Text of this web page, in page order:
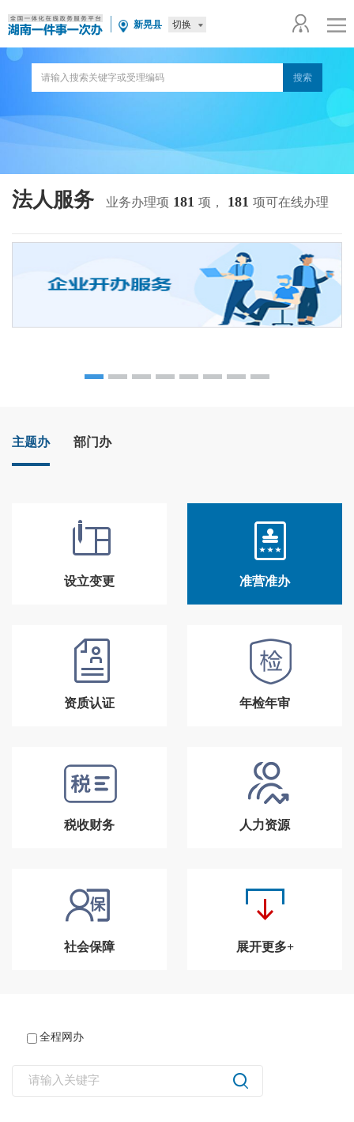
新晃县 切换
法人服务 业务办理项 181 项， 181 项可在线办理
主题办 部门办
设立变更 准营准办
资质认证 年检年审
税收财务 人力资源
社会保障 展开更多+
全程网办